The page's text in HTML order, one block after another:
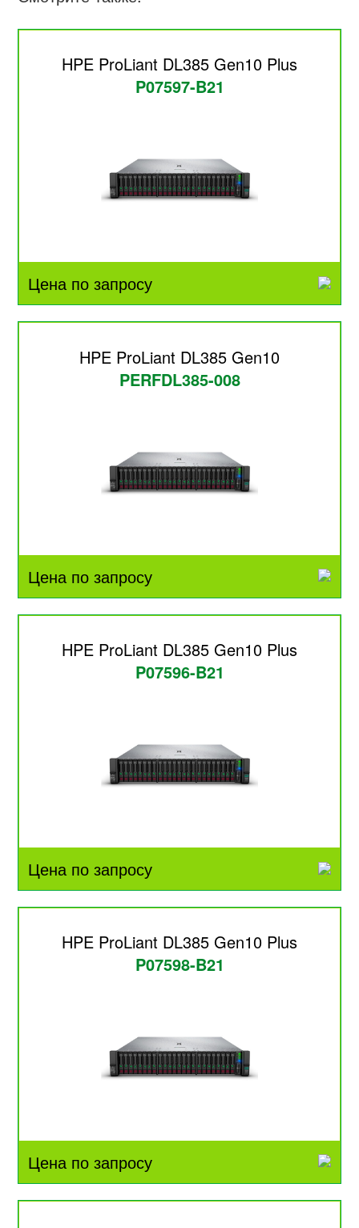
HPE ProLiant DL385 Gen10 Plus
P07597-B21
Цена по запросу
HPE ProLiant DL385 Gen10
PERFDL385-008
Цена по запросу
HPE ProLiant DL385 Gen10 Plus
P07596-B21
Цена по запросу
HPE ProLiant DL385 Gen10 Plus
P07598-B21
Цена по запросу